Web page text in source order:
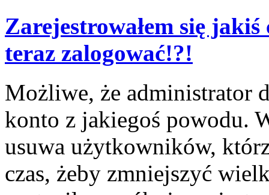
Zarejestrowałem się jakiś
teraz zalogować!?!
Możliwe, że administrator
konto z jakiegoś powodu.
usuwa użytkowników,
czas, żeby zmniejszyć